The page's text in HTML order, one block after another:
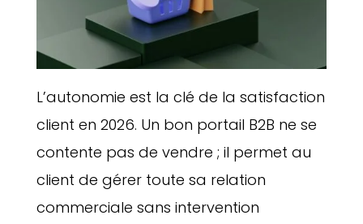
L’autonomie est la clé de la satisfaction
client en 2026. Un bon portail B2B ne se
contente pas de vendre ; il permet au
client de gérer toute sa relation
commerciale sans intervention